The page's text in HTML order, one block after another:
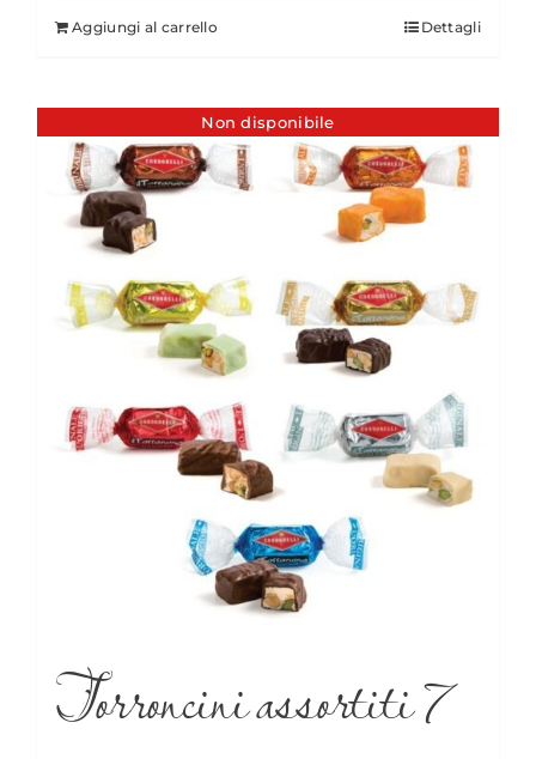
Aggiungi al carrello Dettagli
Non disponibile
Torroncini assortiti 7